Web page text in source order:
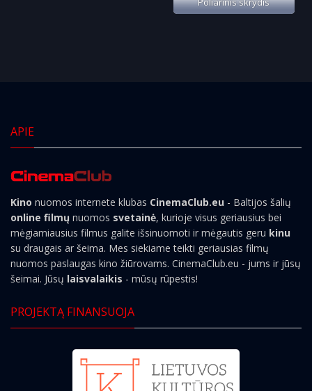
APIE
Kino nuomos internete klubas CinemaClub.eu - Baltijos šalių
online filmų nuomos svetainė, kurioje visus geriausius bei
mėgiamiausius filmus galite išsinuomoti ir mėgautis geru kinu
su draugais ar šeima. Mes siekiame teikti geriausias filmų
nuomos paslaugas kino žiūrovams. CinemaClub.eu - jums ir jūsų
šeimai. Jūsų laisvalaikis - mūsų rūpestis!
PROJEKTĄ FINANSUOJA